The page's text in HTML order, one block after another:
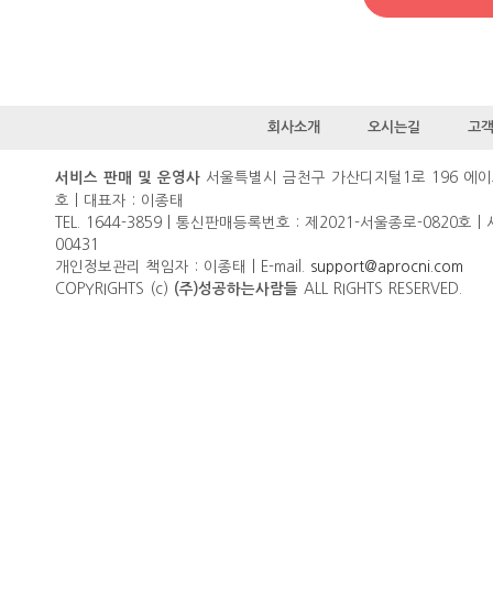
회사소개 오시는길 고
서비스 판매 및 운영사 서울특별시 금천구 가산디지털1로 196 에
호 | 대표자 : 이종태
TEL. 1644-3859 | 통신판매등록번호 : 제2021-서울종로-0820호 |
00431
개인정보관리 책임자 : 이종태 | E-mail. support@aprocni.com
COPYRIGHTS (c) (주)성공하는사람들 ALL RIGHTS RESERVED.